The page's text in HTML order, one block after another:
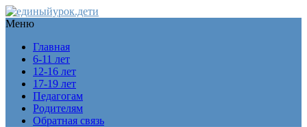
Меню
Главная
6-11 лет
12-16 лет
17-19 лет
Педагогам
Родителям
Обратная связь